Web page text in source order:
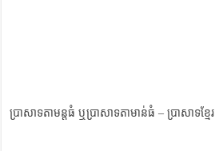
ប្រាសាទតាមន្តធំ ឬប្រាសាទតាមាន់ធំ – ប្រាសាទខ្មែរ